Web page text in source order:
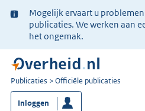
Ter
informatie:
Mogelijk ervaart u
publicaties. We werken aan
het ongemak.
U
bent
nu
Publicaties Officiële publicaties
Inloggen